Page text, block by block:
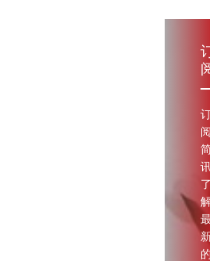
订
阅
订
阅
简
讯
了
解
最
新
的